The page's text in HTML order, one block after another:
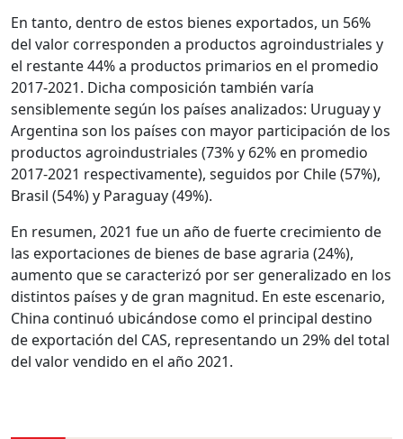
En tanto, dentro de estos bienes exportados, un 56%
del valor corresponden a productos agroindustriales y
el restante 44% a productos primarios en el promedio
2017-2021. Dicha composición también varía
sensiblemente según los países analizados: Uruguay y
Argentina son los países con mayor participación de los
productos agroindustriales (73% y 62% en promedio
2017-2021 respectivamente), seguidos por Chile (57%),
Brasil (54%) y Paraguay (49%).
En resumen, 2021 fue un año de fuerte crecimiento de
las exportaciones de bienes de base agraria (24%),
aumento que se caracterizó por ser generalizado en los
distintos países y de gran magnitud. En este escenario,
China continuó ubicándose como el principal destino
de exportación del CAS, representando un 29% del total
del valor vendido en el año 2021.